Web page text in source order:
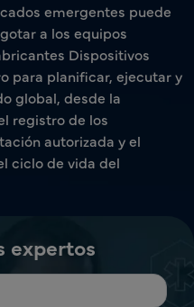
emergentes puede
a los equipos
Dispositivos
para planificar, ejecutar y
global, desde la
registro de los
autorizada y el
ciclo de vida del
expertos